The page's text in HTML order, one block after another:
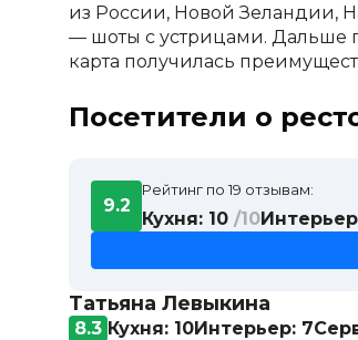
из России, Новой Зеландии,
— шоты с устрицами. Дальше
карта получилась
Посетители о
9.2
Рейтинг по 19 отзывам:
Кухня: 10 /10
Татьяна Левыкина
8.3 Кухня: 10Интерьер: 7